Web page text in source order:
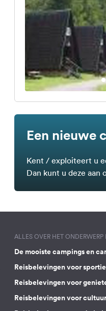
Een nieuwe
Kent / exploiteert u
Dan kunt u deze aan
ALLES OVER HET ONDERWERP
De mooiste campings en
Reisbelevingen voor
Reisbelevingen voor
Reisbelevingen voor